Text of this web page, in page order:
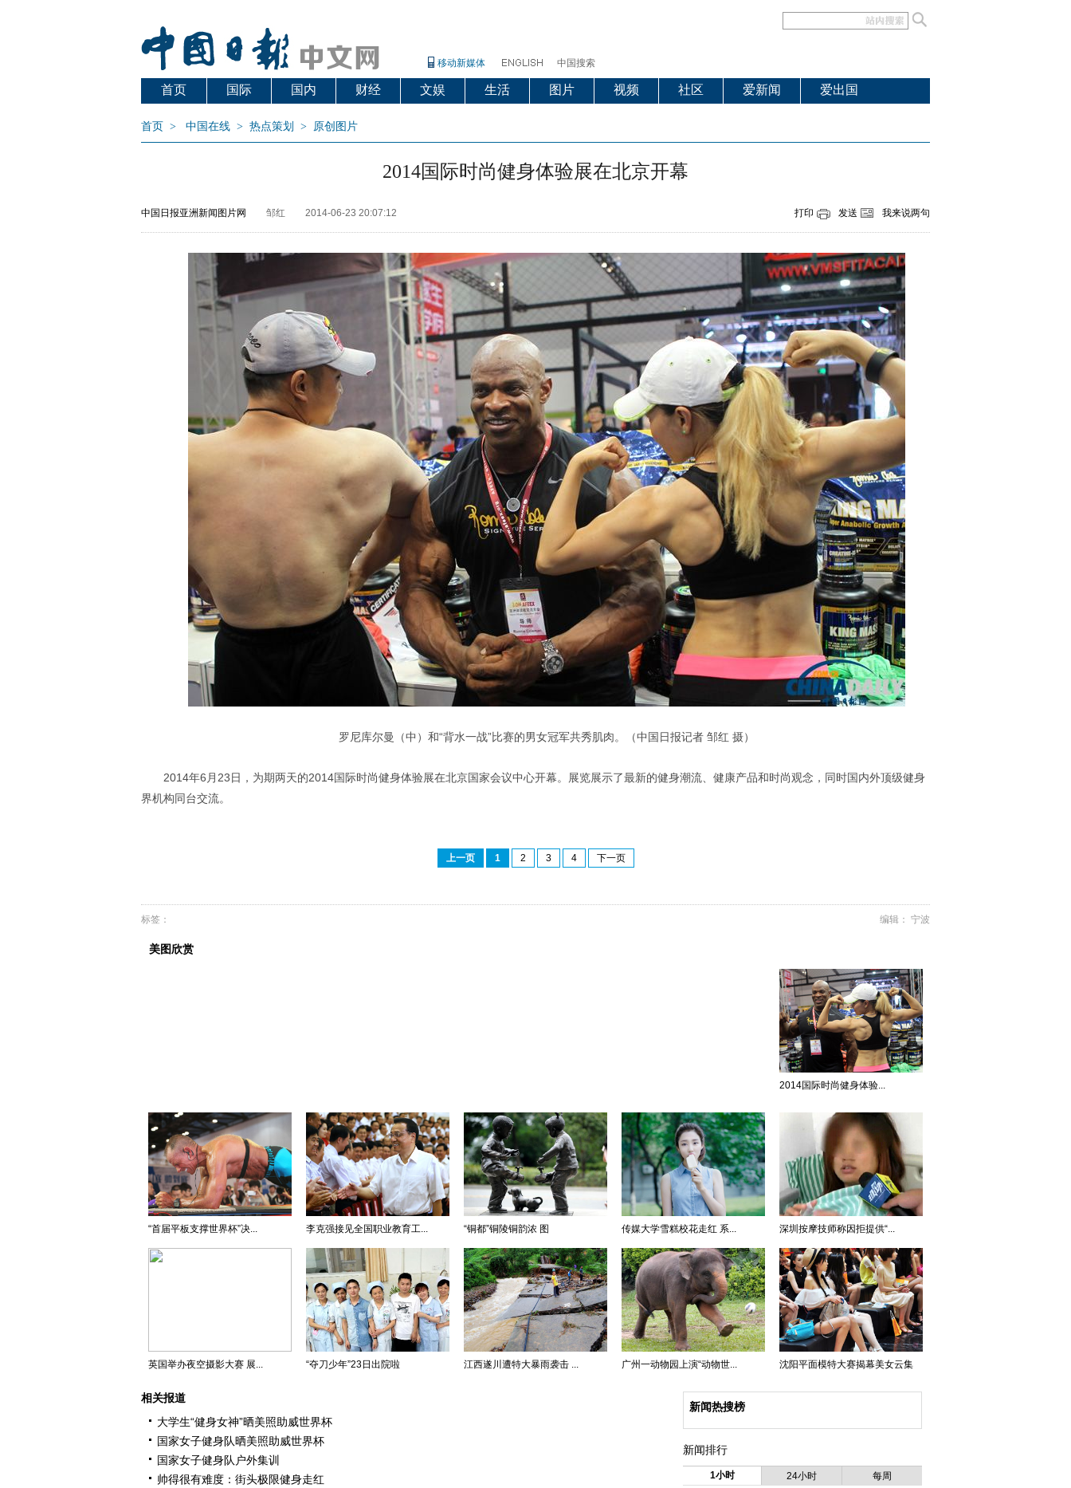
移动新媒体 中国搜索
首页 国际 国内 财经 文娱 生活 图片 视频 社区 爱新闻 爱出国
首页 > 中国在线 > 热点策划 > 原创图片
2014国际时尚健身体验展在北京开幕
中国日报亚洲新闻图片网 邹红 2014-06-23 20:07:12 打印 发送 我来说两句
罗尼库尔曼（中）和“背水一战”比赛的男女冠军共秀肌肉。（中国日报记者 邹红 摄）
2014年6月23日，为期两天的2014国际时尚健身体验展在北京国家会议中心开幕。展览展示了最新的健身潮流、健康产品和时尚观念，同时国内外顶级健身
界机构同台交流。
上一页 1 2 3 4 下一页
编辑： 宁波
标签：
美图欣赏
2014国际时尚健身体验...
“首届平板支撑世界杯”决... 李克强接见全国职业教育工... “铜都”铜陵铜韵浓 图 传媒大学雪糕校花走红 系... 深圳按摩技师称因拒提供“...
英国举办夜空摄影大赛 展... “夺刀少年”23日出院啦 江西遂川遭特大暴雨袭击 ... 广州一动物园上演“动物世... 沈阳平面模特大赛揭幕美女云集
相关报道
大学生“健身女神”晒美照助威世界杯
国家女子健身队晒美照助威世界杯
国家女子健身队户外集训
帅得很有难度：街头极限健身走红
新闻热搜榜
新闻排行
1小时 24小时 每周